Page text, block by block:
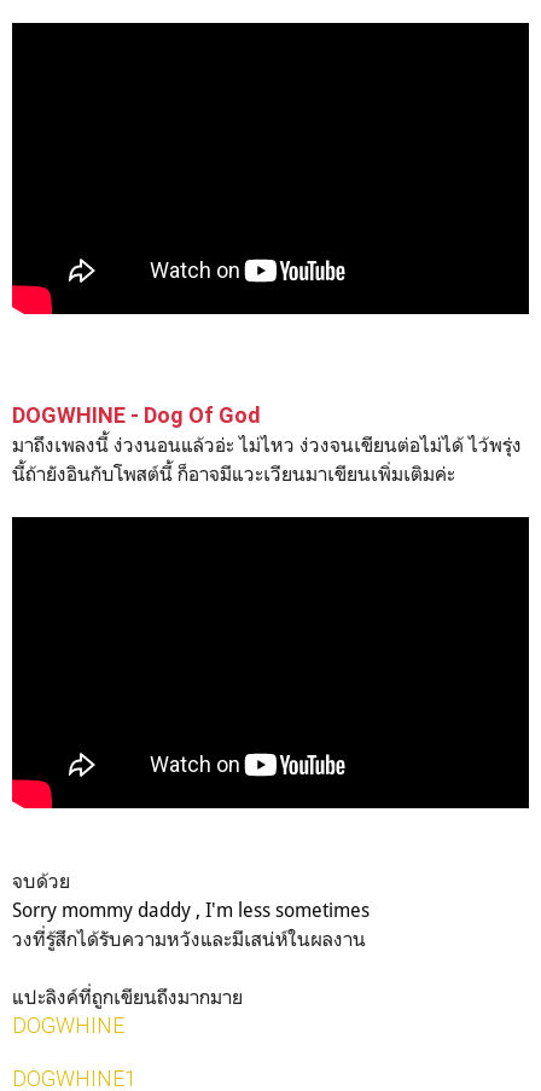
DOGWHINE - Dog Of God
มาถึงเพลงนี้ ง่วงนอนแล้วอ่ะ ไม่ไหว ง่วงจนเขียนต่อไม่ได้ ไว้พรุ่ง
นี้ถ้ายังอินกับโพสต์นี้ ก็อาจมีแวะเวียนมาเขียนเพิ่มเติมค่ะ
จบด้วย
Sorry mommy daddy , I'm less sometimes
วงที่รู้สึกได้รับความหวังและมีเสน่ห์ในผลงาน
แปะลิงค์ที่ถูกเขียนถึงมากมาย
DOGWHINE
DOGWHINE1